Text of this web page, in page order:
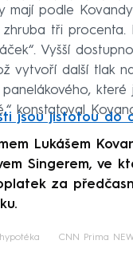
mají podle
tři procenta.
Vyšší
vytvoří další tlak
konstatoval
jsou jistotou do
Lukášem
Singerem, ve
za
hypotéka CNN Prima